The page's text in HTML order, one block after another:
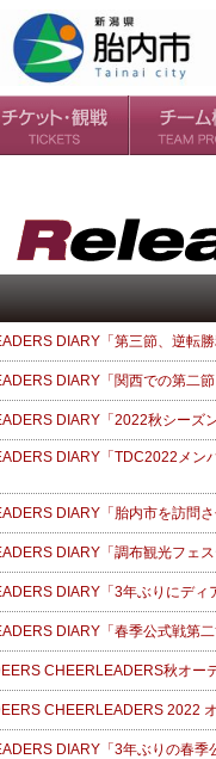
DIARY「第三節、逆転
DIARY「関西での第二
DIARY「2022秋シーズ
DIARY「TDC2022メン
DIARY「胎内市を訪問
DIARY「調布観光フェ
DIARY「3年ぶりにデ
DIARY「春季公式戦第
CHEERLEADERS秋オー
CHEERLEADERS 2022
DIARY「3年ぶりの春季